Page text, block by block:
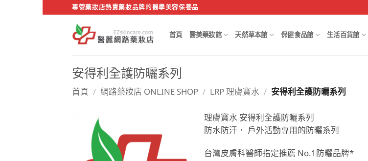
to
專營藥妝店熱賣藥妝品牌的醫學美容保養品
首頁 醫美藥妝館 天然草本館 保健食品館 生活百貨館
安得利全護防曬系列
首頁 / 網路藥妝店 ONLINE SHOP / LRP 理膚寶水 / 安得利全護防曬系列
理膚寶水 安得利全護防曬系列
防水防汗． 戶外活動專用的防曬系列
台灣皮膚科醫師指定推薦 No.1防曬品牌*